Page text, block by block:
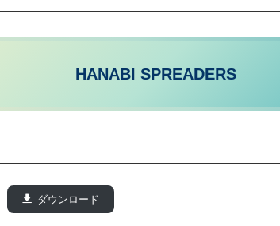
HANABI SPREADERS
ダウンロード